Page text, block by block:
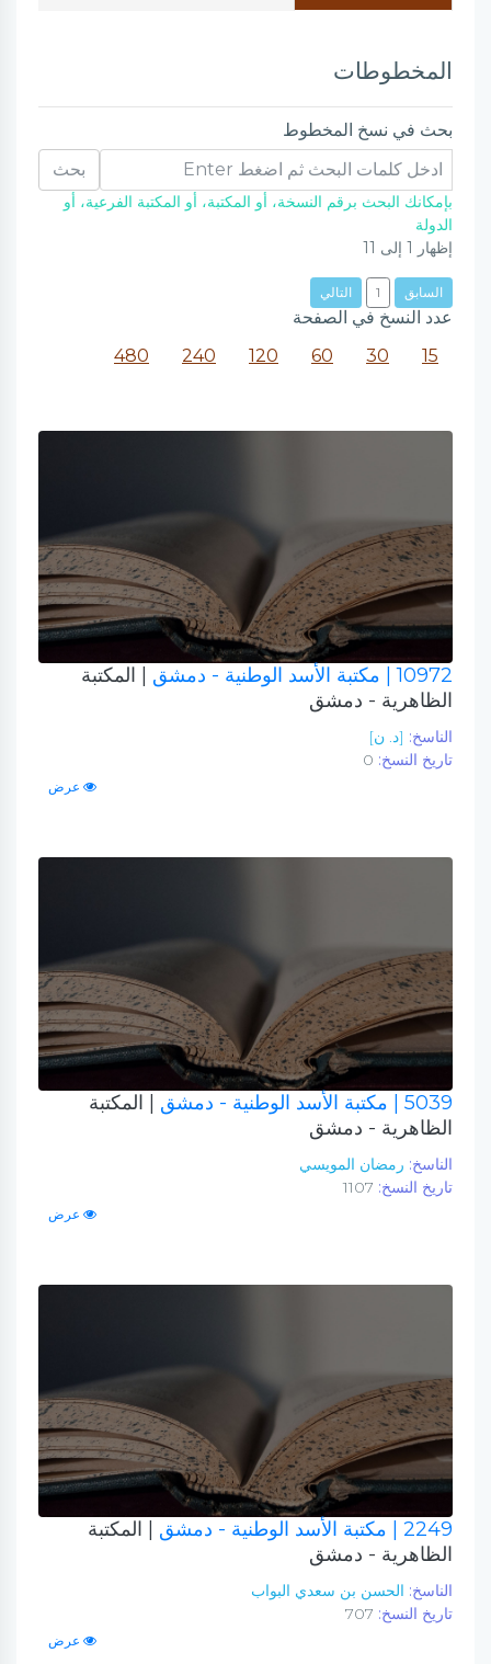
المخطوطات
بحث في نسخ المخطوط
بحث
بإمكانك البحث برقم النسخة، أو المكتبة، أو المكتبة الفرعية، أو
الدولة
إظهار 1 إلى 11
السابق 1 التالي
عدد النسخ في الصفحة
15
30
60
120
240
480
10972 | مكتبة الأسد الوطنية - دمشق
| المكتبة
الظاهرية - دمشق
الناسخ: [د. ن]
تاريخ النسخ:
عرض
5039 | مكتبة الأسد الوطنية - دمشق | المكتبة
الظاهرية - دمشق
الناسخ: رمضان المويسي
تاريخ النسخ:
عرض
2249 | مكتبة الأسد الوطنية - دمشق
| المكتبة
الظاهرية - دمشق
الناسخ: الحسن بن سعدي البواب
تاريخ النسخ:
عرض